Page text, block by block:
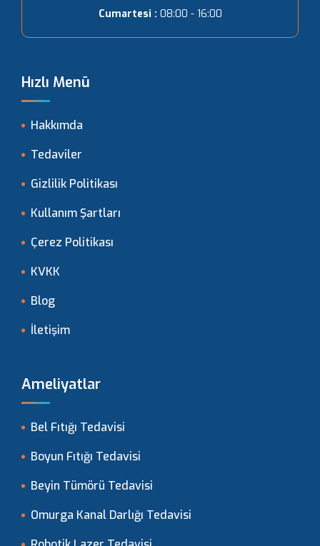
Cumartesi : 08:00 - 16:00
Hızlı Menü
Hakkımda
Tedaviler
Gizlilik Politikası
Kullanım Şartları
Çerez Politikası
KVKK
Blog
İletişim
Ameliyatlar
Bel Fıtığı Tedavisi
Boyun Fıtığı Tedavisi
Beyin Tümörü Tedavisi
Omurga Kanal Darlığı Tedavisi